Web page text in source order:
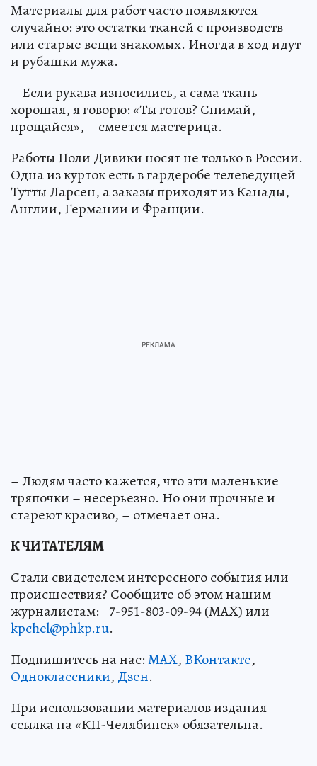
Материалы для работ часто появляются
случайно: это остатки тканей с производств
или старые вещи знакомых. Иногда в ход идут
и рубашки мужа.
– Если рукава износились, а сама ткань
хорошая, я говорю: «Ты готов? Снимай,
прощайся», – смеется мастерица.
Работы Поли Дивики носят не только в России.
Одна из курток есть в гардеробе телеведущей
Тутты Ларсен, а заказы приходят из Канады,
Англии, Германии и Франции.
– Людям часто кажется, что эти маленькие
тряпочки – несерьезно. Но они прочные и
стареют красиво, – отмечает она.
К ЧИТАТЕЛЯМ
Стали свидетелем интересного события или
происшествия? Сообщите об этом нашим
журналистам: +7-951-803-09-94 (MAX) или
kpchel@phkp.ru.
Подпишитесь на нас:MAX, ВКонтакте,
Одноклассники, Дзен.
При использовании материалов издания
ссылка на «КП-Челябинск» обязательна.